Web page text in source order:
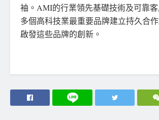
袖。AMI的行業領先基礎技術及可靠
多個高科技業最重要品牌建立持久合
啟發這些品牌的創新。